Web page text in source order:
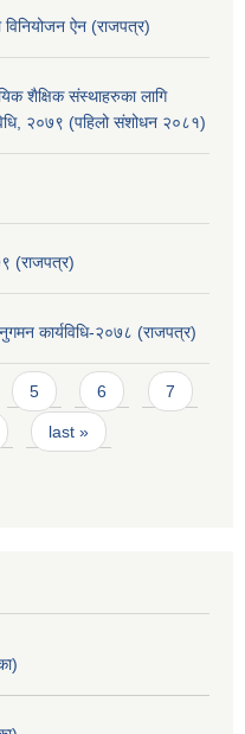
ऐन (राजपत्र)
शैक्षिक संस्थाहरुका लागि
२०७९ (पहिलो संशोधन २०८१)
(राजपत्र)
कार्यविधि-२०७८ (राजपत्र)
5 6 7
last »